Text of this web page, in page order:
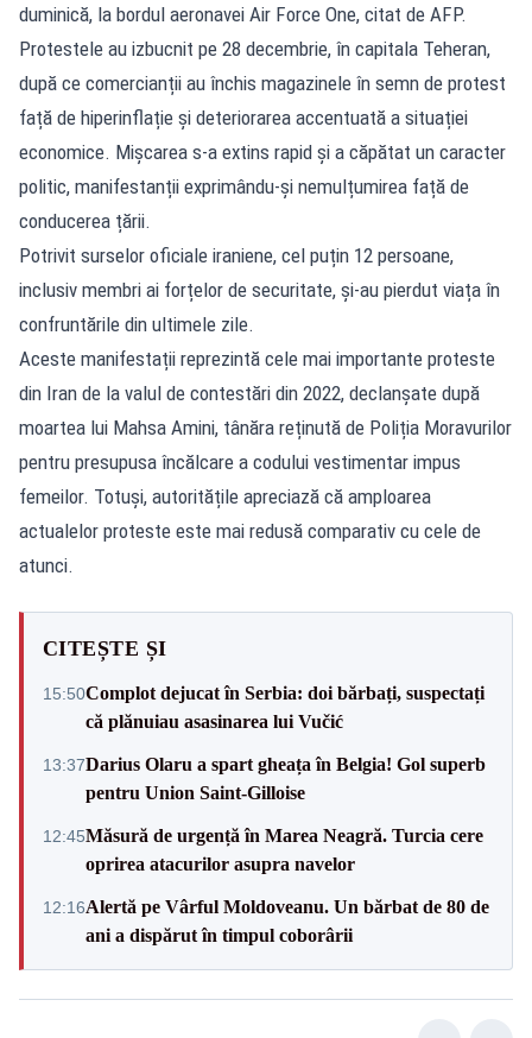
duminică, la bordul aeronavei Air Force One, citat de AFP.
Protestele au izbucnit pe 28 decembrie, în capitala Teheran,
după ce comercianții au închis magazinele în semn de protest
față de hiperinflație și deteriorarea accentuată a situației
economice. Mișcarea s-a extins rapid și a căpătat un caracter
politic, manifestanții exprimându-și nemulțumirea față de
conducerea țării.
Potrivit surselor oficiale iraniene, cel puțin 12 persoane,
inclusiv membri ai forțelor de securitate, și-au pierdut viața în
confruntările din ultimele zile.
Aceste manifestații reprezintă cele mai importante proteste
din Iran de la valul de contestări din 2022, declanșate după
moartea lui Mahsa Amini, tânăra reținută de Poliția Moravurilor
pentru presupusa încălcare a codului vestimentar impus
femeilor. Totuși, autoritățile apreciază că amploarea
actualelor proteste este mai redusă comparativ cu cele de
atunci.
CITEȘTE ȘI
15:50Complot dejucat în Serbia: doi bărbați, suspectați
că plănuiau asasinarea lui Vučić
13:37Darius Olaru a spart gheața în Belgia! Gol superb
pentru Union Saint-Gilloise
12:45Măsură de urgență în Marea Neagră. Turcia cere
oprirea atacurilor asupra navelor
12:16Alertă pe Vârful Moldoveanu. Un bărbat de 80 de
ani a dispărut în timpul coborârii